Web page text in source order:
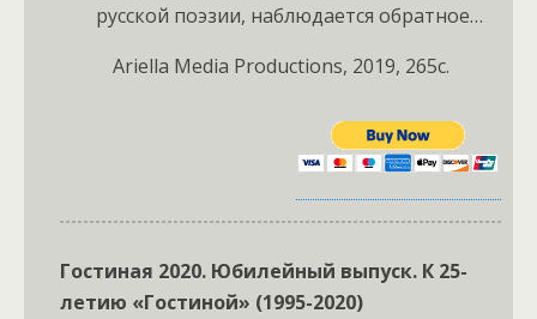
русской поэзии, наблюдается обратное…
Ariella Media Productions, 2019, 265с.
Гостиная 2020. Юбилейный выпуск. К 25-
летию «Гостиной» (1995-2020)